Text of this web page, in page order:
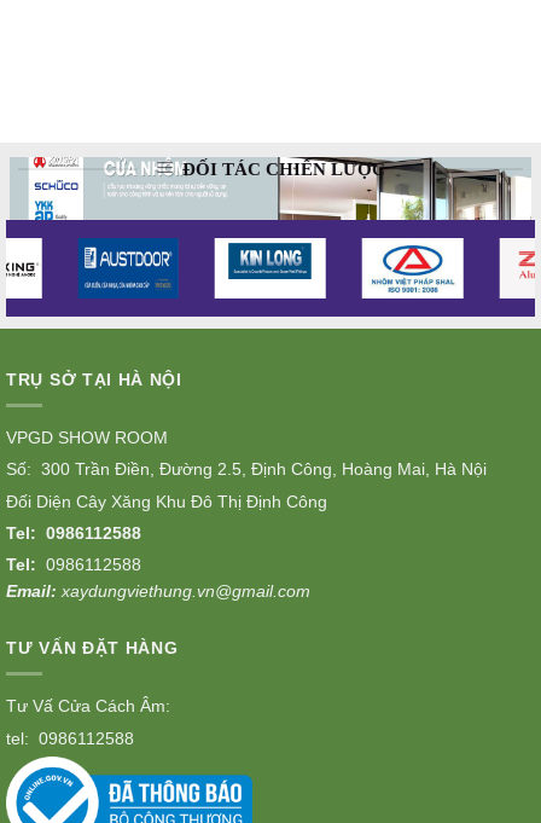
ĐỐI TÁC CHIẾN LƯỢC
TRỤ SỞ TẠI HÀ NỘI
VPGD SHOW ROOM
Số: 300 Trần Điền, Đường 2.5, Định Công, Hoàng Mai, Hà Nội
Đối Diện Cây Xăng Khu Đô Thị Định Công
Tel: 0986112588
Tel: 0986112588
Email: xaydungviethung.vn@gmail.com
TƯ VẤN ĐẶT HÀNG
Tư Vấ Cửa Cách Âm:
tel: 0986112588